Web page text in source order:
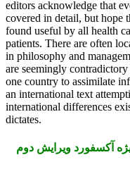
editors acknowledge that
covered in detail, but hope
found useful by all health
patients. There are often
in philosophy and
are seemingly
one country to assimilate
an international text
international differences
dictates.
آکسفورد ویرایش دوم